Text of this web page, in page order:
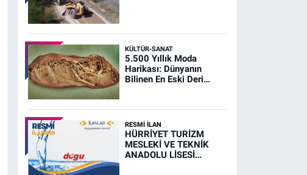
KÜLTÜR-SANAT
5.500 Yıllık Moda
Harikası: Dünyanın
Bilinen En Eski Deri
RESMİ İLAN
HÜRRİYET TURİZM
MESLEKİ VE TEKNİK
ANADOLU LİSESİ